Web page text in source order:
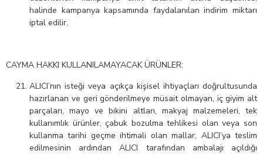
halinde kampanya kapsamında faydalanılan indirim miktarı
iptal edilir.
CAYMA HAKKI KULLANILAMAYACAK ÜRÜNLER:
ALICI’nın isteği veya açıkça kişisel ihtiyaçları doğrultusunda
hazırlanan ve geri gönderilmeye müsait olmayan, iç giyim alt
parçaları, mayo ve bikini altları, makyaj malzemeleri, tek
kullanımlık ürünler, çabuk bozulma tehlikesi olan veya son
kullanma tarihi geçme ihtimali olan mallar, ALICI’ya teslim
edilmesinin ardından ALICI tarafından ambalajı açıldığı